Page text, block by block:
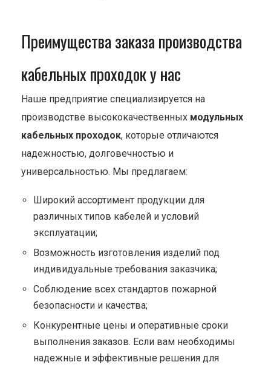
Преимущества заказа производства
кабельных проходок у нас
Наше предприятие специализируется на
производстве высококачественных модульных
кабельных проходок, которые отличаются
надежностью, долговечностью и
универсальностью. Мы предлагаем:
Широкий ассортимент продукции для
различных типов кабелей и условий
эксплуатации;
Возможность изготовления изделий под
индивидуальные требования заказчика;
Соблюдение всех стандартов пожарной
безопасности и качества;
Конкурентные цены и оперативные сроки
выполнения заказов. Если вам необходимы
надежные и эффективные решения для